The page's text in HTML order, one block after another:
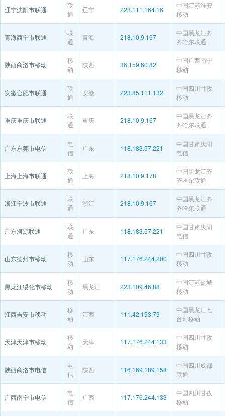
辽宁沈阳市联通
联
通
辽宁 223.111.164.16
中国江苏淮安
移动
青海西宁市联通
联
通
青海 218.10.9.167
中国黑龙江齐
齐哈尔联通
陕西商洛市移动
移
动
陕西 36.159.60.82
中国广西南宁
移动
安徽合肥市联通
联
通
安徽 223.85.111.132
中国四川甘孜
移动
重庆重庆市联通
联
通
重庆 218.10.9.167
中国黑龙江齐
齐哈尔联通
广东东莞市电信
电
信
广东 118.183.57.221
中国甘肃庆阳
电信
上海上海市联通
联
通
上海 218.10.9.178
中国黑龙江齐
齐哈尔联通
浙江宁波市联通
联
通
浙江 218.10.9.167
中国黑龙江齐
齐哈尔联通
广东河源联通
联
通
广东 118.183.57.221
中国甘肃庆阳
电信
山东德州市移动
移
动
山东 117.176.244.200
中国四川甘孜
移动
黑龙江绥化市移动
移
动
黑龙江 223.109.46.88
中国江苏盐城
移动
江西吉安市移动
移
动
江西 111.42.193.79
中国黑龙江七
台河移动
天津天津市移动
移
动
天津 117.176.244.133
中国四川甘孜
移动
陕西商洛市电信
电
信
陕西 116.169.189.158
中国四川成都
联通
广西南宁市电信
电
信
广西 117.176.244.133
中国四川甘孜
移动